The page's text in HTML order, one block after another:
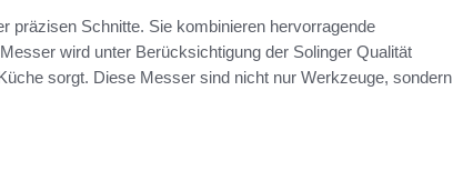
präzisen Schnitte. Sie kombinieren hervorragende
wird unter Berücksichtigung der Solinger Qualität
sorgt. Diese Messer sind nicht nur Werkzeuge, sondern